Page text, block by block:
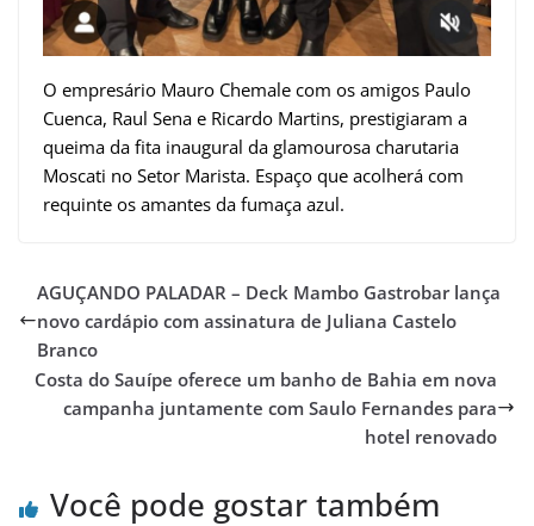
O empresário Mauro Chemale com os amigos Paulo
Cuenca, Raul Sena e Ricardo Martins, prestigiaram a
queima da fita inaugural da glamourosa charutaria
Moscati no Setor Marista. Espaço que acolherá com
requinte os amantes da fumaça azul.
AGUÇANDO PALADAR – Deck Mambo Gastrobar lança
novo cardápio com assinatura de Juliana Castelo
Branco
Costa do Sauípe oferece um banho de Bahia em nova
campanha juntamente com Saulo Fernandes para
hotel renovado
Você pode gostar também